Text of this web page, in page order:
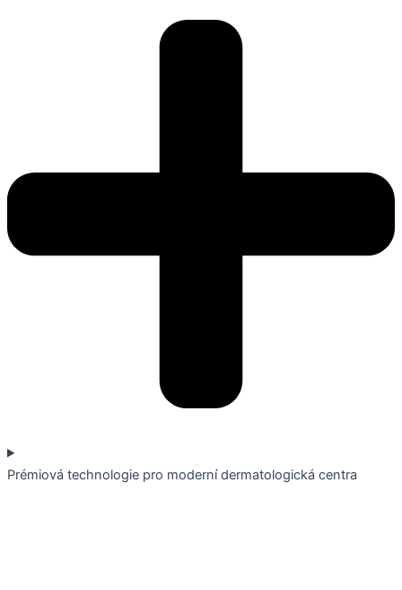
Prémiová technologie pro moderní dermatologická centra